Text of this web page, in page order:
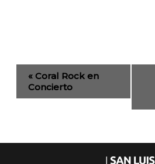
Evento
de
Navegación
« Coral Rock en
Concierto